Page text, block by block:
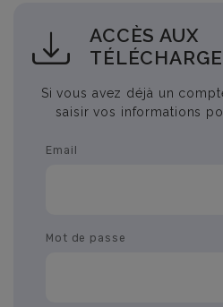
ACCÈS AUX
Si vous avez déjà un
saisir vos informations
Email
Mot de passe